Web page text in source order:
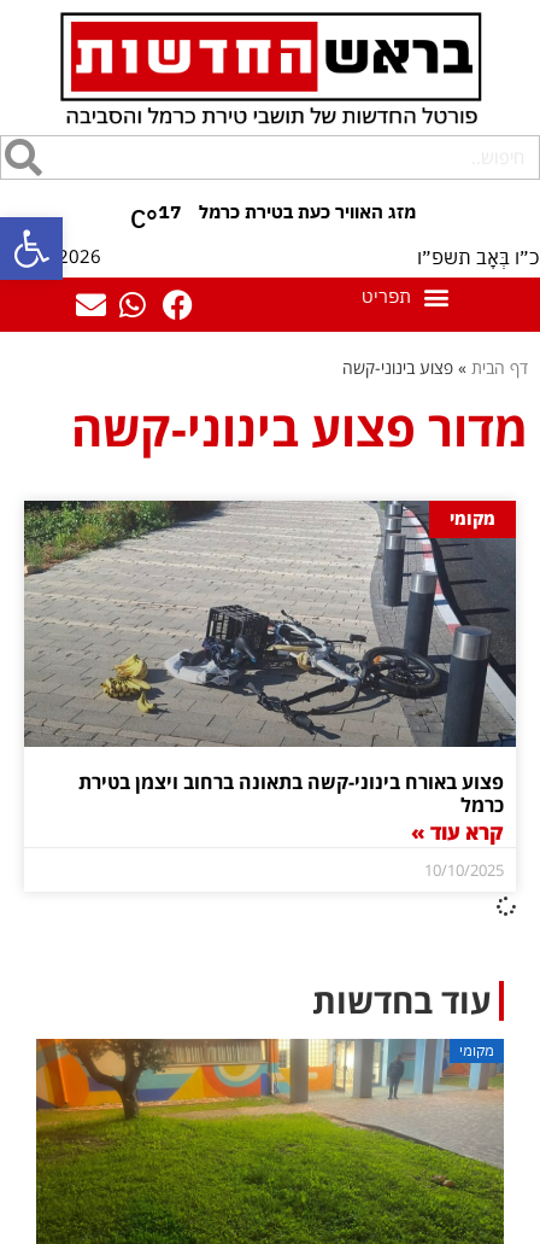
פתח 17
°C
כ״ו בְּאָב תשפ״ו 08/08/2026
דף הבית » פצוע בינוני-קשה
מדור פצוע בינוני-קשה
מקומי
פצוע באורח בינוני-קשה בתאונה ברחוב ויצמן בטירת
כרמל
קרא עוד »
10/10/2025
עוד בחדשות
מקומי